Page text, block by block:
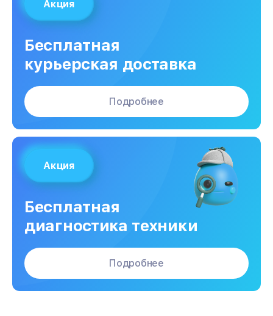
Акция
Бесплатная
курьерская доставка
Подробнее
Акция
Бесплатная
диагностика техники
Подробнее